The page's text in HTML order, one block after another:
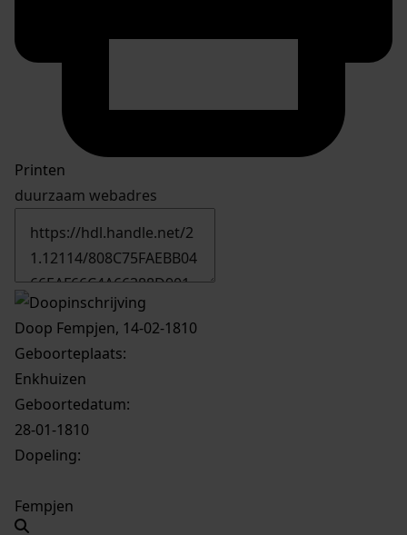
Printen
duurzaam webadres
Doop Fempjen, 14-02-1810
Geboorteplaats:
Enkhuizen
Geboortedatum:
28-01-1810
Dopeling:
Fempjen